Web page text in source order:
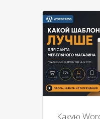
Какую